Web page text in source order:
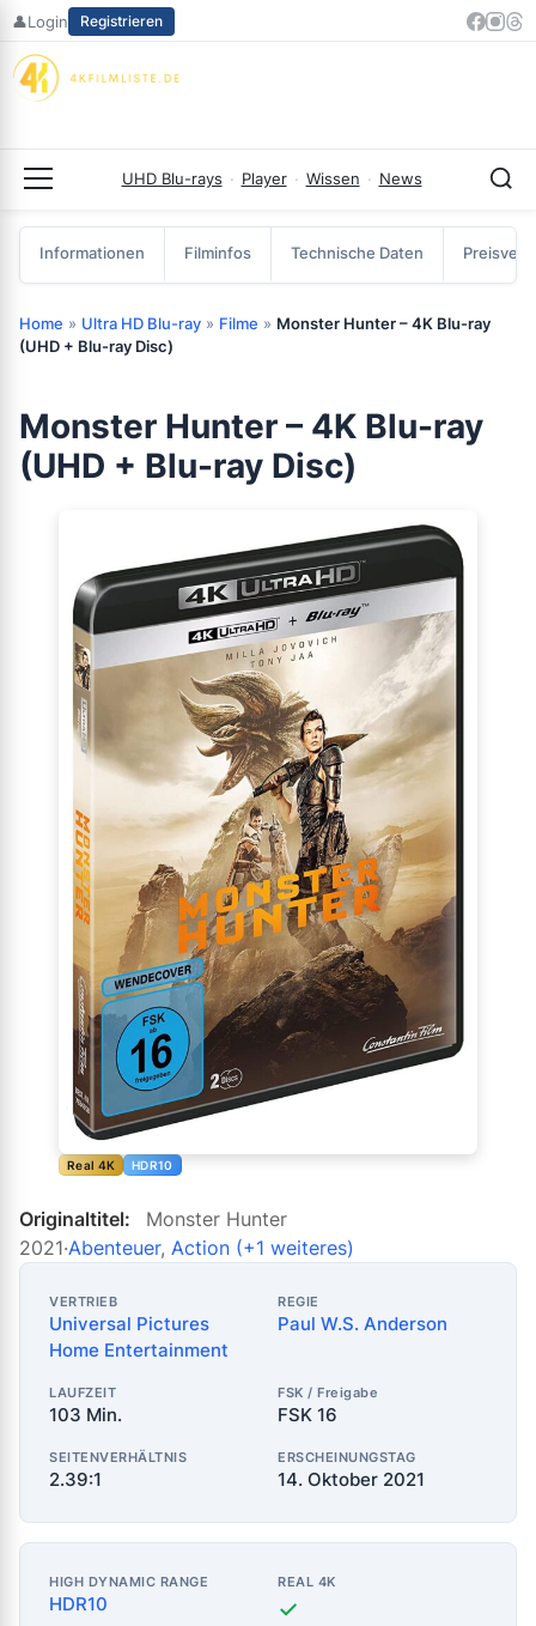
Zum
springen
👤Login Registrieren
UHD Blu-rays · Player · Wissen · News
Informationen Filminfos Technische Daten
Home » Ultra HD Blu-ray » Filme » Monster Hunter – 4K Blu-ray
(UHD + Blu-ray Disc)
Monster Hunter – 4K Blu-ray
(UHD + Blu-ray Disc)
Real 4K HDR10
Originaltitel:
Monster Hunter
2021·Abenteuer, Action (+1 weiteres)
VERTRIEB
Universal Pictures
Home Entertainment
REGIE
Paul W.S. Anderson
LAUFZEIT
103 Min.
FSK / Freigabe
FSK 16
SEITENVERHÄLTNIS
2.39:1
ERSCHEINUNGSTAG
14. Oktober 2021
HIGH DYNAMIC RANGE
HDR10
REAL 4K
✓